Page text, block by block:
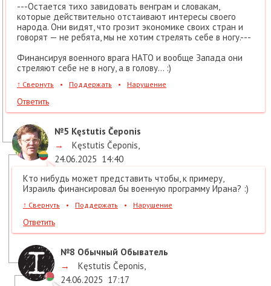
---Остается тихо завидовать венграм и словакам,
которые действительно отстаивают интересы своего
народа. Они видят, что грозит экономике своих стран и
говорят — не ребята, мы не хотим стрелять себе в ногу.---
Финансируя военного врага НАТО и вообще Запада они
стреляют себе не в ногу, а в голову... :)
↑ Свернуть • Поддержать • Нарушение
Ответить
№5 Kęstutis Čeponis
→
Kęstutis Čeponis,
24.06.2025 14:40
Кто нибудь может представить чтобы, к примеру,
Израиль финансировал бы военную программу Ирана? :)
↑ Свернуть • Поддержать • Нарушение
Ответить
№8 Обычный Обыватель
→
Kęstutis Čeponis,
24.06.2025 17:17